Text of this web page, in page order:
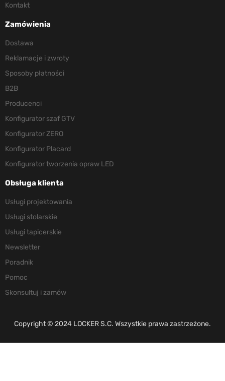
Kontakt
Zamówienia
Dostawa
Reklamacje i zwroty
Sposoby płatności
B2B
Producenci
Konfigurator szaf GTV
Konfigurator ZERO
Konfigurator Placard
Konfigurator tworzenia opraw LED
Obsługa klienta
Usługi projektowania
Usługi stolarskie
Usługi tapicerskie
Newsletter
Poradnik
Pomoc
Skonsultuj i zamów
Copyright © 2024 LOCKER S.C. Wszystkie prawa zastrzeżone.